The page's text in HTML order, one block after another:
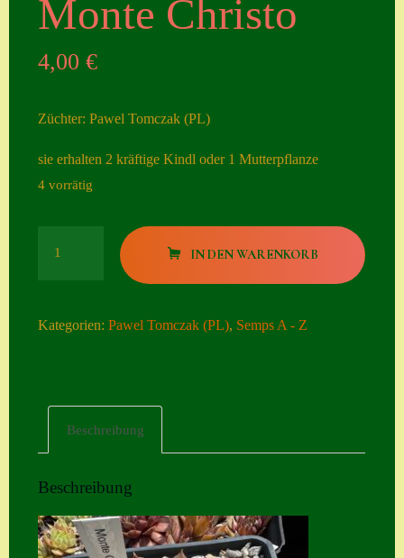
Seiten
ngen
Datenschutzerklä
mit Semps
Kasse
Monte Christo
4,00€
Züchter: Pawel Tomczak (PL)
sie erhalten 2 kräftige Kindl oder 1 Mutterpflanze
4 vorrätig
IN DEN WARENKORB
Kategorien:Pawel Tomczak (PL), Semps A - Z
Beschreibung
Beschreibung